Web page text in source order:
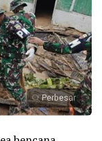
Perbesar